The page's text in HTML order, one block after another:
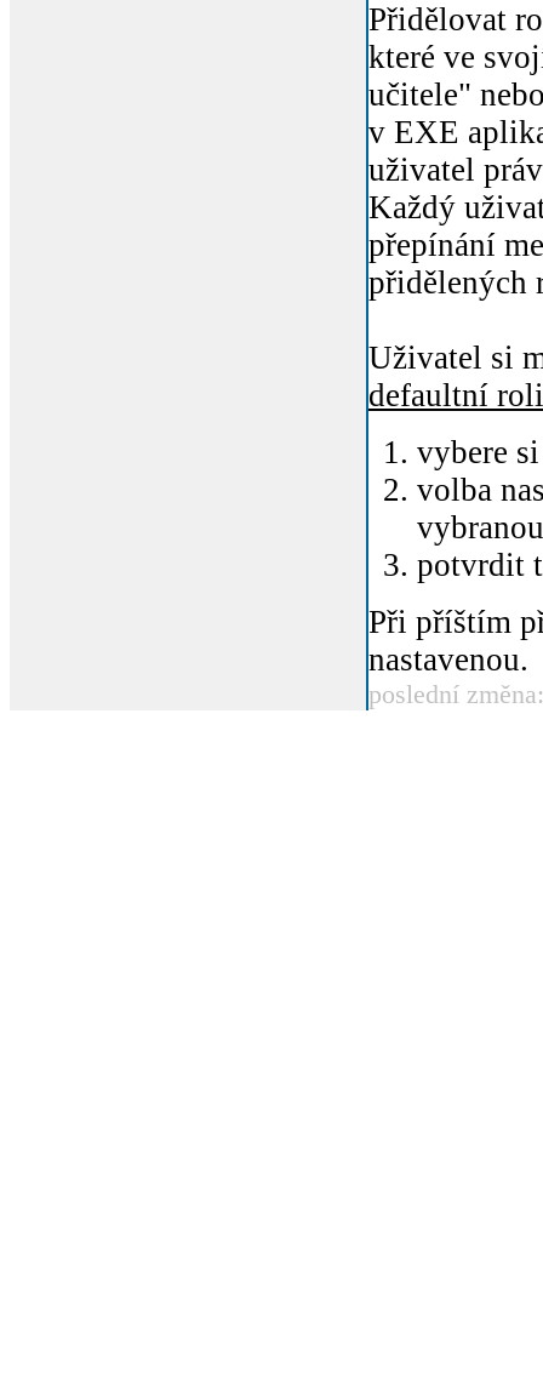
Přidělovat
které ve
učitele"
v EXE
uživatel
Každý
přepínání
přidělených
Uživatel si
defaultní roli
vybere
volba
potvrdit
Při příštím
nastavenou.
poslední